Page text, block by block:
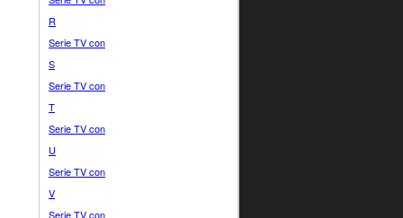
R
Serie TV con
S
Serie TV con
T
Serie TV con
U
Serie TV con
V
Serie TV con